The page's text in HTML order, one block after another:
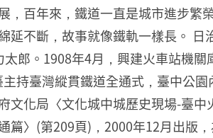
百年來，鐵道一直是城市進步繁
不斷，故事就像鐵軌一樣長。
郎。1908年4月，興建火車站機
持臺灣縱貫鐵道全通式，臺中公
化局〈文化城中城歷史現場-臺
篇〉(第209頁)，2000年12月出版